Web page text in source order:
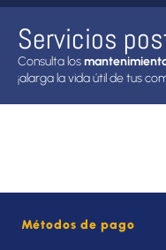
Servicios
Consulta los
¡alarga la vida útil de tus
Métodos de pago